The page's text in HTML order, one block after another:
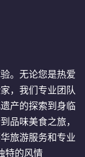
。无论您是热爱
，我们专业团队
产的探索到身临
品味美食之旅，
旅游服务和专业
特的风情